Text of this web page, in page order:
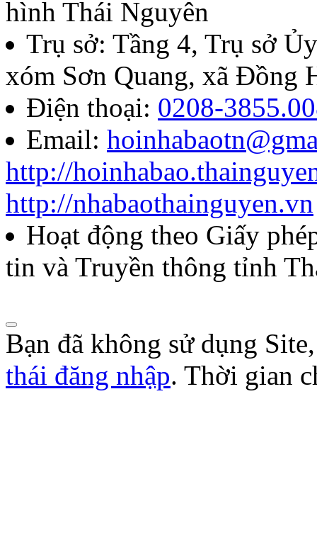
Quyết định về việc thành
báo chí Huỳnh Thúc
năm 2026
Lượt xem:286 | lượt tải:106
85/QĐ-HNB
Quyết định về việc công
năm 2026 của Hội Nhà
hình Thái Nguyên
Trụ sở: Tầng 4, Trụ sở
xóm Sơn Quang, xã Đồng
Điện thoại: 0208-
Email:
http://
http://nhabaothainguyen.vn
Hoạt động theo Giấy
tin và Truyền thông tỉnh
Bạn đã không sử dụng
thái đăng nhập. Thời gian